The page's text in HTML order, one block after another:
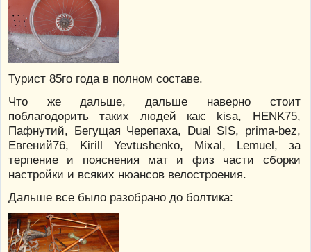
Турист 85го года в полном составе.
Что же дальше, дальше наверно стоит
поблагодорить таких людей как: kisa, HENK75,
Пафнутий, Бегущая Черепаха, Dual SIS, prima-bez,
Евгений76, Kirill Yevtushenko, Mixal, Lemuel, за
терпение и пояснения мат и физ части сборки
настройки и всяких нюансов велостроения.
Дальше все было разобрано до болтика: